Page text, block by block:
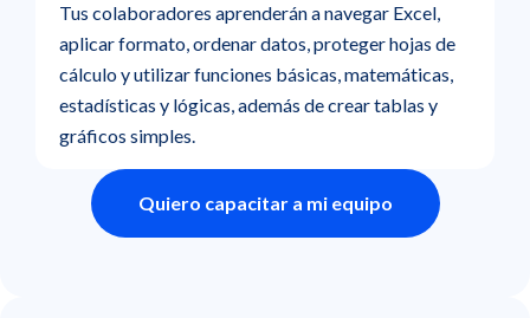
Tus colaboradores aprenderán a navegar Excel,
aplicar formato, ordenar datos, proteger hojas de
cálculo y utilizar funciones básicas, matemáticas,
estadísticas y lógicas, además de crear tablas y
gráficos simples.
Quiero capacitar a mi equipo